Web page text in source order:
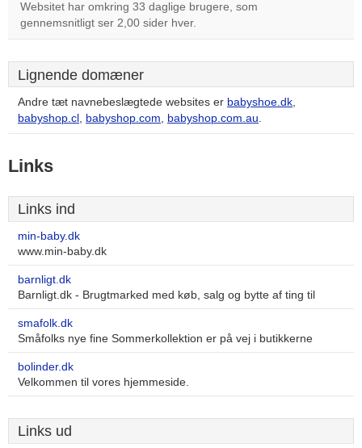
Websitet har omkring 33 daglige brugere, som
gennemsnitligt ser 2,00 sider hver.
Lignende domæner
Andre tæt navnebeslægtede websites er babyshoe.dk,
babyshop.cl , babyshop.com, babyshop.com.au.
Links
Links ind
min-baby.dk
www.min-baby.dk
barnligt.dk
Barnligt.dk - Brugtmarked med køb, salg og bytte af ting til
smafolk.dk
Småfolks nye fine Sommerkollektion er på vej i butikkerne
bolinder.dk
Velkommen til vores hjemmeside.
Links ud